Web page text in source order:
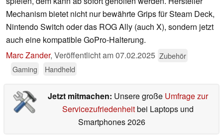
Mechanism bietet nicht nur bewährte Grips für Steam Deck,
Nintendo Switch oder das ROG Ally (auch X), sondern jetzt
auch eine kompatible GoPro-Halterung.
Marc Zander, Veröffentlicht am07.02.2025 Zubehör
Gaming
Handheld
Jetzt mitmachen: Unsere große Umfrage zur
Servicezufriedenheitbei Laptops und
Smartphones 2026